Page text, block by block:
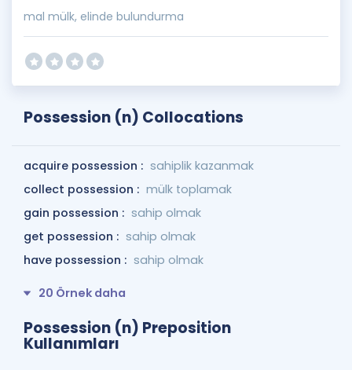
mal mülk, elinde bulundurma
Possession (n) Collocations
acquire possession : sahiplik kazanmak
collect possession : mülk toplamak
gain possession : sahip olmak
get possession : sahip olmak
have possession : sahip olmak
20 Örnek daha
Possession (n) Preposition
Kullanımları